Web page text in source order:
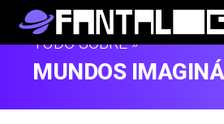
TUDO SOBRE »
MUNDOS